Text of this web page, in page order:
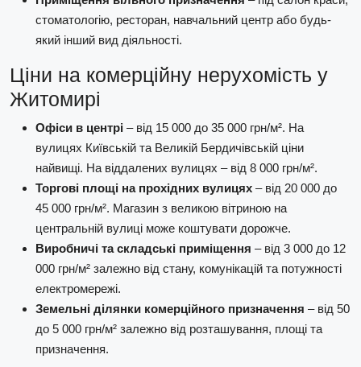
стоматологію, ресторан, навчальний центр або будь-
який інший вид діяльності.
Ціни на комерційну нерухомість у
Житомирі
Офіси в центрі – від 15 000 до 35 000 грн/м². На
вулицях Київській та Великій Бердичівській ціни
найвищі. На віддалених вулицях – від 8 000 грн/м².
Торгові площі на прохідних вулицях – від 20 000 до
45 000 грн/м². Магазин з великою вітриною на
центральній вулиці може коштувати дорожче.
Виробничі та складські приміщення – від 3 000 до 12
000 грн/м² залежно від стану, комунікацій та потужності
електромережі.
Земельні ділянки комерційного призначення – від 50
до 5 000 грн/м² залежно від розташування, площі та
призначення.